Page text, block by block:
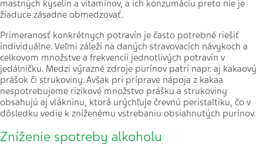
mastných kyselín a vitamínov, a ich konzumáciu preto nie je
žiaduce zásadne obmedzovať.
Primeranosť konkrétnych potravín je často potrebné riešiť
individuálne. Veľmi záleží na daných stravovacích návykoch a
celkovom množstve a frekvencii jednotlivých potravín v
jedálničku. Medzi výrazné zdroje purínov patrí napr. aj kakaový
prášok či strukoviny. Avšak pri príprave nápoja z kakaa
nespotrebujeme rizikové množstvo prášku a strukoviny
obsahujú aj vlákninu, ktorá urýchľuje črevnú peristaltiku, čo v
dôsledku vedie k zníženému vstrebaniu obsiahnutých purínov.
Zníženie spotreby alkoholu